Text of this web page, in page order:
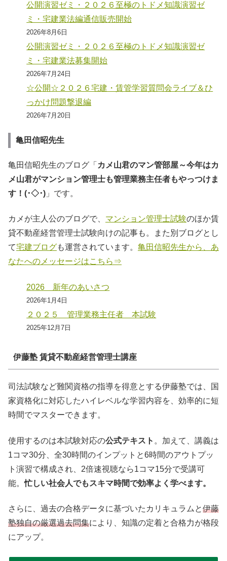
公開演習ゼミ・２０２６至極のトドメ知識演習ゼ
ミ・宅建業法編通信販売開始
2026年8月6日
公開演習ゼミ・２０２６至極のトドメ知識演習ゼ
ミ・宅建業法募集開始
2026年7月24日
☆公開☆２０２６宅建・賃管学習質問会ライブ＆ひ
っかけ問題撃退編
2026年7月20日
亀田信昭先生
亀田信昭先生のブログ「 カメ山君のマン管部屋～今年はカ
メ山君がマンション管理士も管理業務主任者もやっつけま
す！(･◇･) 」です。
カメが主人公のブログで、 マンション管理士試験のほか賃
貸不動産経営管理士試験向けの記事も。また別ブログとし
て宅建ブログも運営されています。 亀田信昭先生から、あ
なたへのメッセージはこちら⇒
2026 新年のあいさつ
2026年1月4日
２０２５ 管理業務主任者 本試験
2025年12月7日
伊藤塾 賃貸不動産経営管理士講座
司法試験など難関資格の指導を得意とする伊藤塾では、国
家資格化に対応したハイレベルな学習内容を、効率的に短
時間でマスターできます。
使用するのは本試験対応の公式テキスト 。加えて、講義は
1コマ30分、全30時間のインプットと6時間のアウトプッ
ト演習で構成され、2倍速視聴なら1コマ15分で受講可
能。忙しい社会人でもスキマ時間で効率よく学べます。
さらに、過去の合格データに基づいたカリキュラムと伊藤
塾独自の厳選過去問集により、知識の定着と合格力が格段
にアップ。